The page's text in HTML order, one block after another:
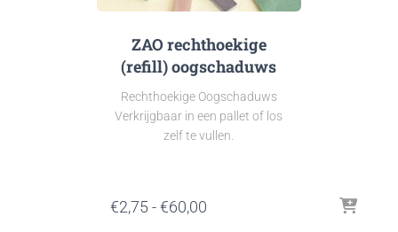
ZAO rechthoekige
(refill) oogschaduws
Rechthoekige Oogschaduws
Verkrijgbaar in een pallet of los
zelf te vullen.
€2,75-€60,00